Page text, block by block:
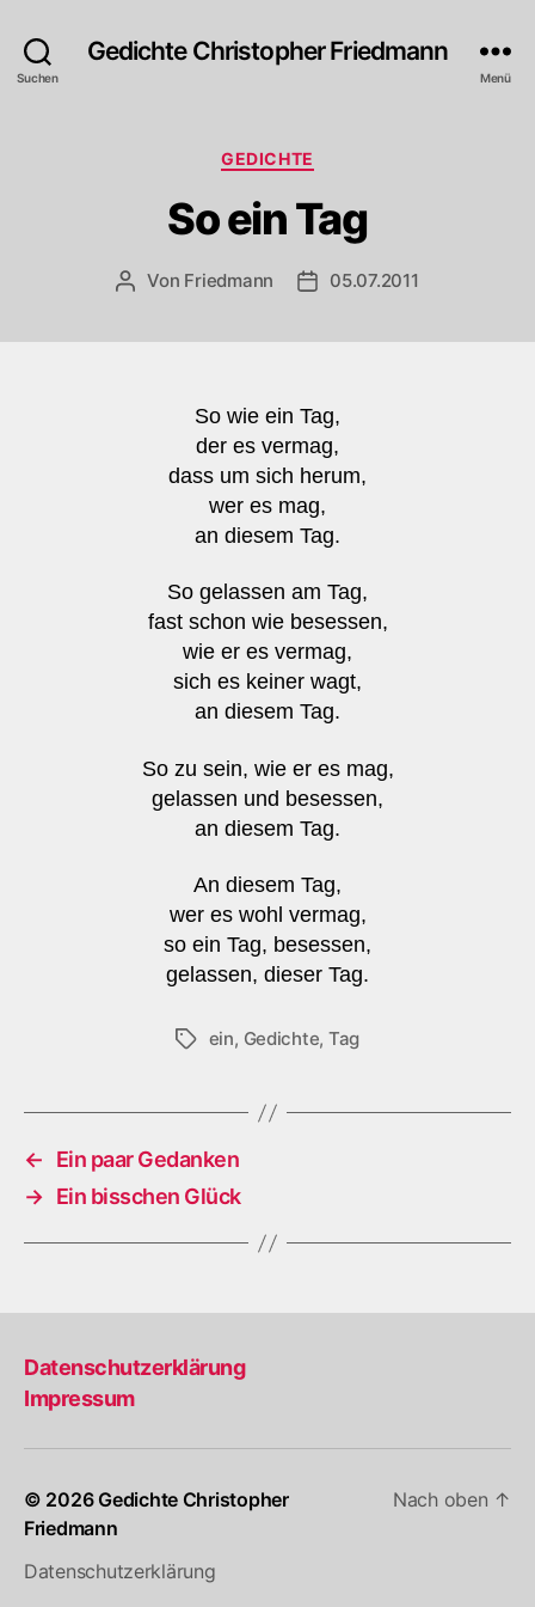
Suchen
Gedichte Christopher Friedmann
Menü
Kategorien
GEDICHTE
So ein Tag
Beitragsautor
Von Friedmann Veröffentlichungsdatum
05.07.2011
So wie ein Tag,
der es vermag,
dass um sich herum,
wer es mag,
an diesem Tag.
So gelassen am Tag,
fast schon wie besessen,
wie er es vermag,
sich es keiner wagt,
an diesem Tag.
So zu sein, wie er es mag,
gelassen und besessen,
an diesem Tag.
An diesem Tag,
wer es wohl vermag,
so ein Tag, besessen,
gelassen, dieser Tag.
Schlagwörter
ein, Gedichte, Tag
←
Ein paar Gedanken
→ Ein bisschen Glück
Datenschutzerklärung
Impressum
© 2026 Gedichte Christopher
Friedmann
Datenschutzerklärung
Nach oben ↑